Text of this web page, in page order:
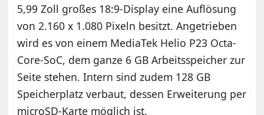
5,99 Zoll großes 18:9-Display eine Auflösung
von 2.160 x 1.080 Pixeln besitzt. Angetrieben
wird es von einem MediaTek Helio P23 Octa-
Core-SoC, dem ganze 6 GB Arbeitsspeicher zur
Seite stehen. Intern sind zudem 128 GB
Speicherplatz verbaut, dessen Erweiterung per
microSD-Karte möglich ist.